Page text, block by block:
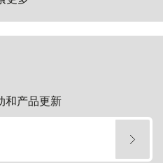
的哨兵，傲然向苍穹发
战。
和产品更新